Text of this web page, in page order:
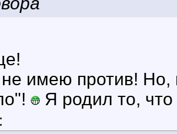
не имею против!
Я родил то,